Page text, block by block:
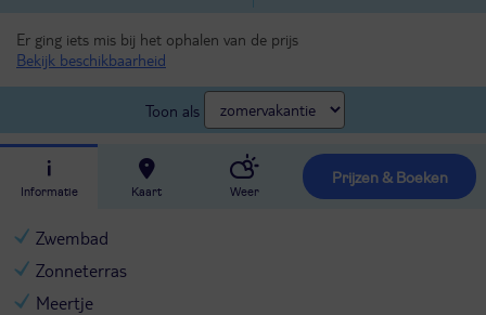
Er ging iets mis bij het ophalen van de prijs
Bekijk beschikbaarheid
Toon als
Informatie Kaart Weer
Prijzen & Boeken
Zwembad
Zonneterras
Meertje